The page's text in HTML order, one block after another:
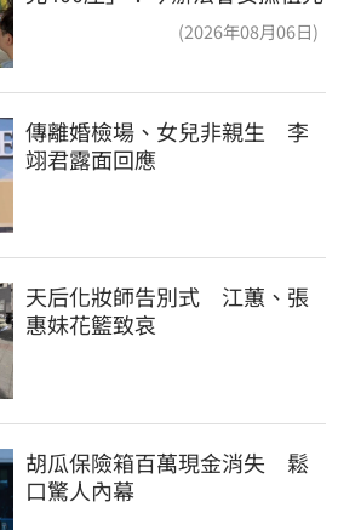
(2026年08月06日)
傳離婚檢場、女兒非親生　李
翊君露面回應
天后化妝師告別式　江蕙、張
惠妹花籃致哀
胡瓜保險箱百萬現金消失　鬆
口驚人內幕